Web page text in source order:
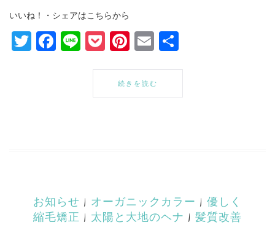
いいね！・シェアはこちらから
Twitter
Facebook
LinePocket
Pinterest
Email
続きを読む
お知らせ | オーガニックカラー | 優しく
縮毛矯正 | 太陽と大地のヘナ | 髪質改善